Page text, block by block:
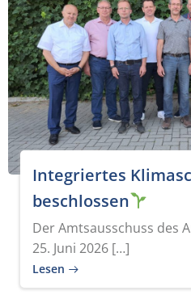
Integriertes
beschlossen
Der Amtsausschuss des
25. Juni 2026 […]
Lesen